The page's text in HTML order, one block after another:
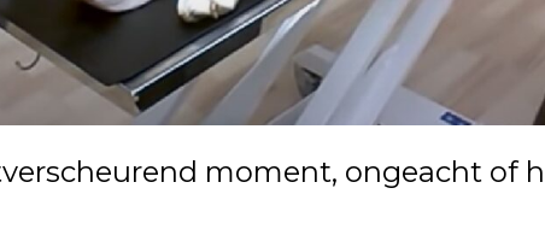
moment, ongeacht of